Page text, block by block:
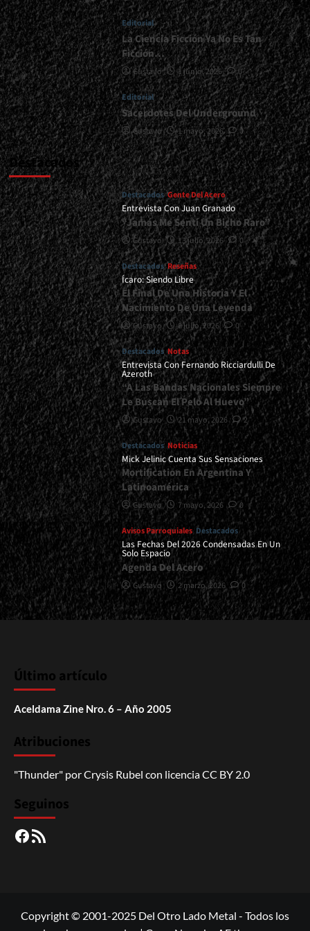
Editorial
La Ciencia Ficción Ya No Es Tan
Ficción…
Gustavo 1 junio, 2026 0
Editorial
Sacerdotes Del Underground
Gustavo 1 mayo, 2026 0
Destacados
Destacados Gente Del Acero
Entrevista Con Juan Granado
“Jamás Me Sentí Un Bicho Raro”
Gustavo 13 julio, 2026 0
Destacados Reseñas
Ícaro: Siendo Libre
El Final De Una Historia Y El
Nacimiento De Una Leyenda
Gustavo 8 julio, 2026 0
Destacados Notas
Entrevista Con Fernando Ricciardulli De
Azeroth
“A Las Bandas Nacionales Siempre
Le Buscan El Pelo Al Huevo”
Gustavo 21 mayo, 2026 2
Destacados Noticias
Mick Jelinic Cuenta Sus Sensaciones
Mortification En Argentina Y
Latinoamérica
Gustavo 7 mayo, 2026 0
Avisos Parroquiales Destacados
Las Fechas Del 2026 Condensadas En Un
Solo Espacio
Agenda Del Acero
Gustavo 2 marzo, 2026 0
Último artículo
Aceldama Zine Nro. 6 – Año 2005
Atribuciones
"Thunder" porCrysis Rubel con licenciaCC BY 2.0
Seguinos
Facebook
RSS
Copyright © 2001-2025 Del Otro Lado Metal - Todos los